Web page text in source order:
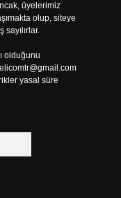
üyelerimiz
olup, siteye
olduğunu
yasal süre